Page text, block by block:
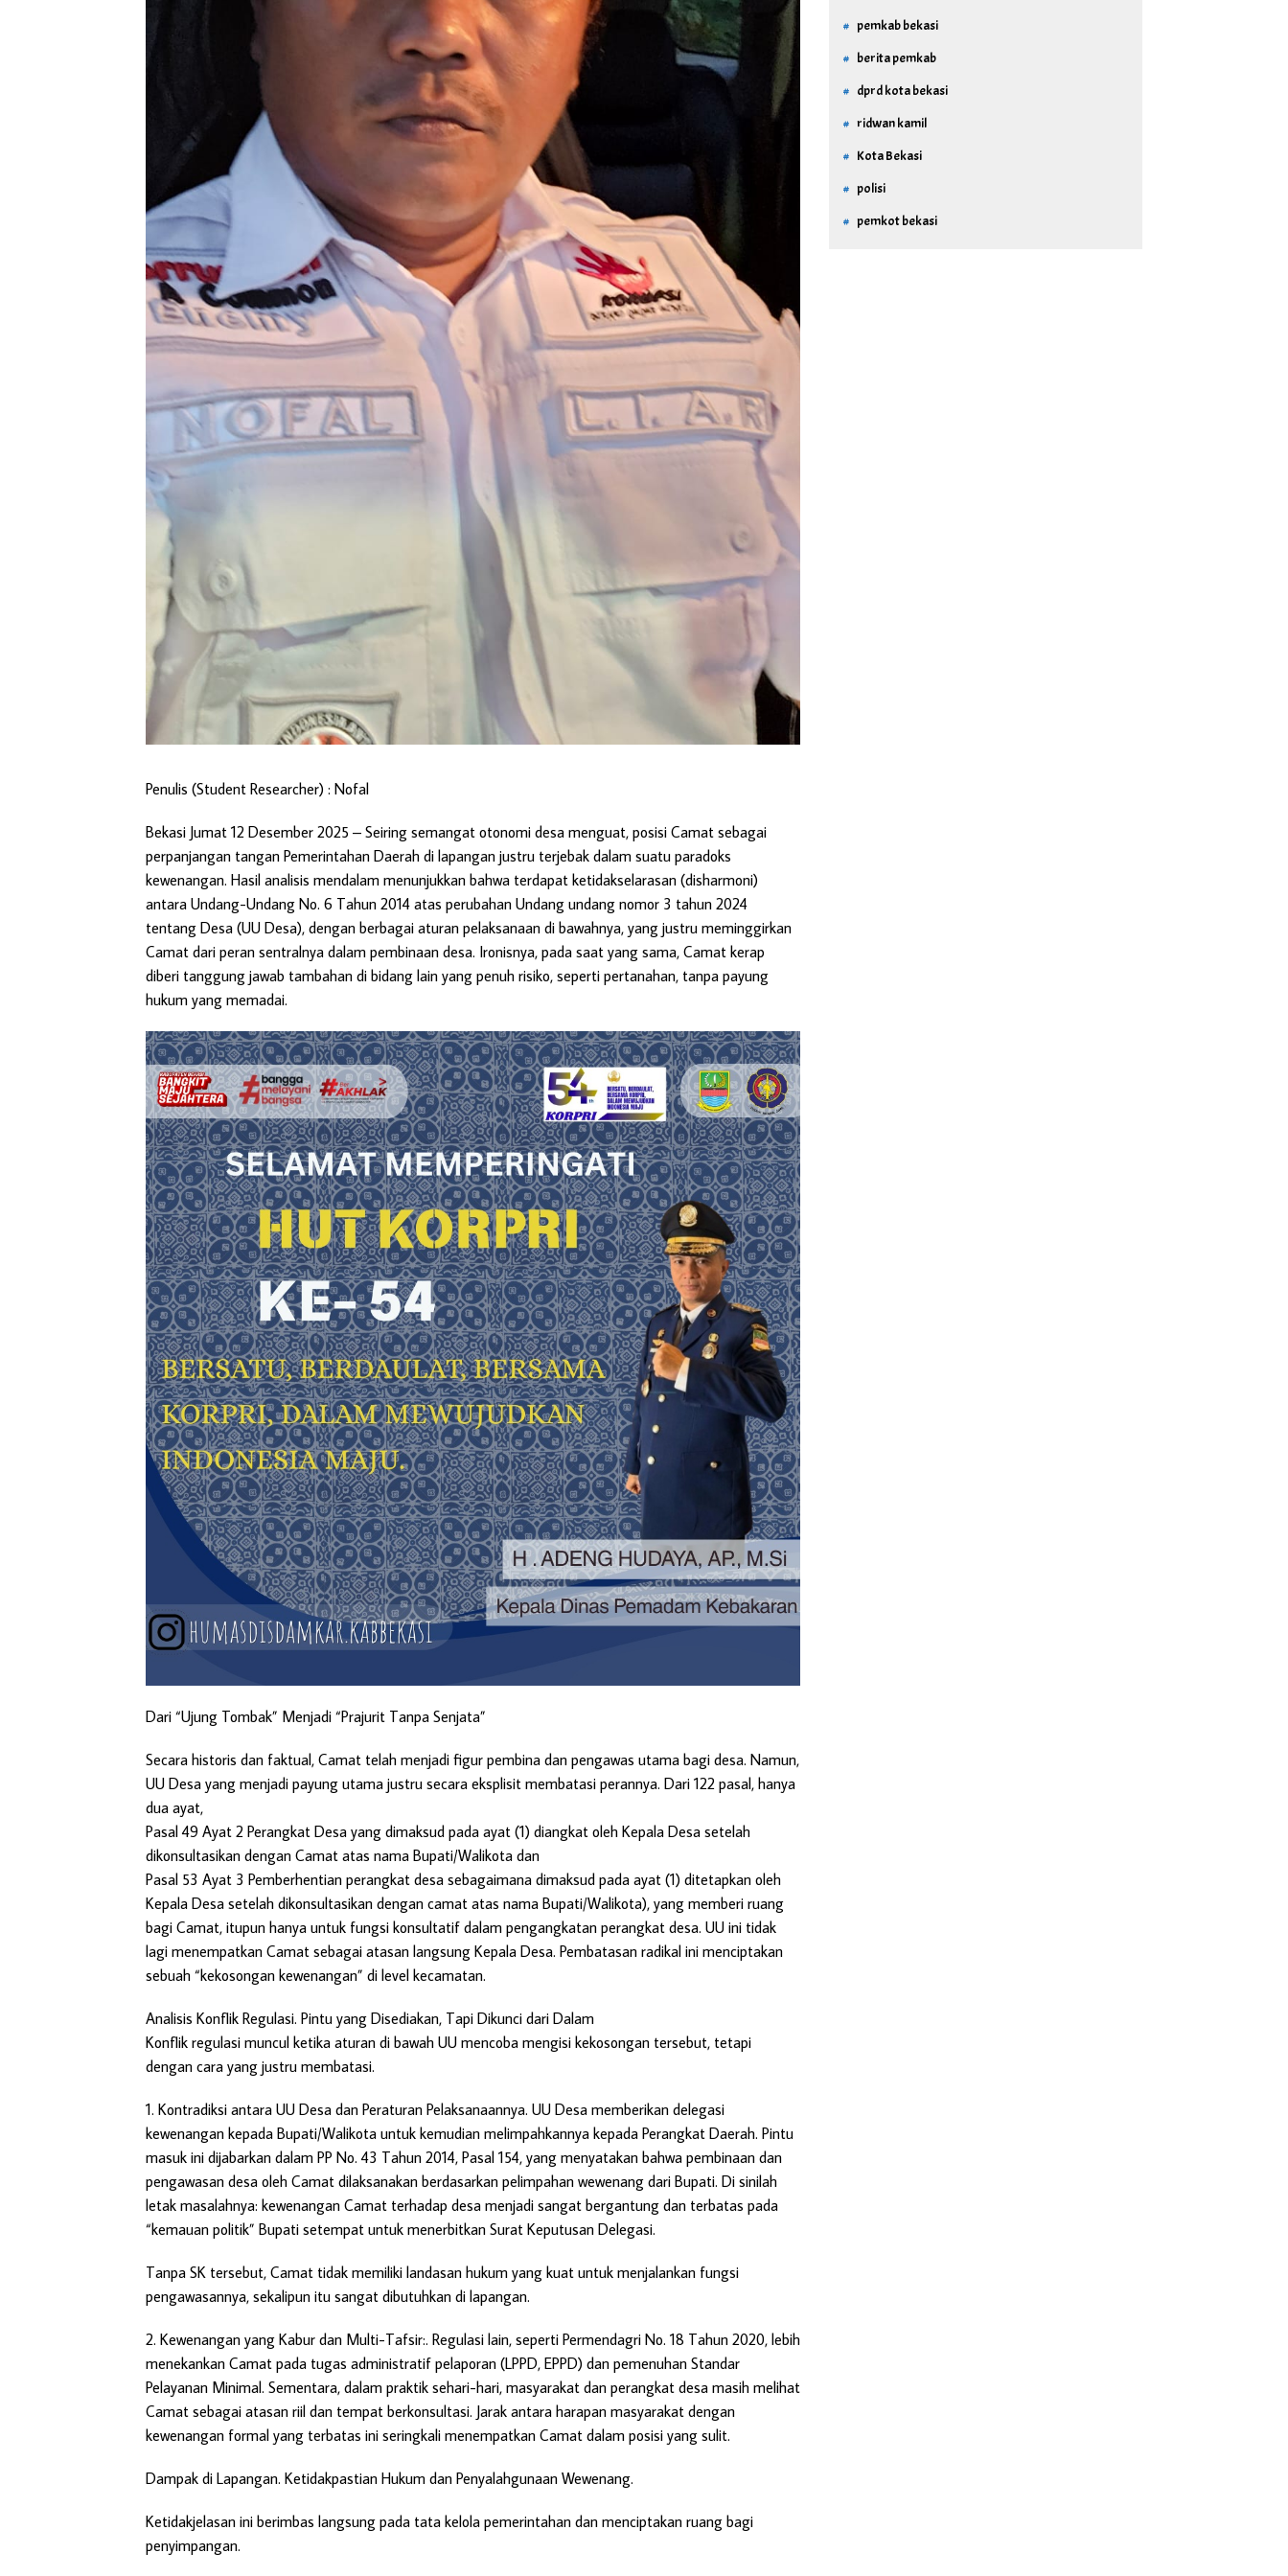
Penulis (Student Researcher) : Nofal
Bekasi Jumat 12 Desember 2025 – Seiring semangat otonomi desa menguat, posisi Camat sebagai
perpanjangan tangan Pemerintahan Daerah di lapangan justru terjebak dalam suatu paradoks
kewenangan. Hasil analisis mendalam menunjukkan bahwa terdapat ketidakselarasan (disharmoni)
antara Undang-Undang No. 6 Tahun 2014 atas perubahan Undang undang nomor 3 tahun 2024
tentang Desa (UU Desa), dengan berbagai aturan pelaksanaan di bawahnya, yang justru meminggirkan
Camat dari peran sentralnya dalam pembinaan desa. Ironisnya, pada saat yang sama, Camat kerap
diberi tanggung jawab tambahan di bidang lain yang penuh risiko, seperti pertanahan, tanpa payung
hukum yang memadai.
Dari “Ujung Tombak” Menjadi “Prajurit Tanpa Senjata”
Secara historis dan faktual, Camat telah menjadi figur pembina dan pengawas utama bagi desa. Namun,
UU Desa yang menjadi payung utama justru secara eksplisit membatasi perannya. Dari 122 pasal, hanya
dua ayat,
Pasal 49 Ayat 2 Perangkat Desa yang dimaksud pada ayat (1) diangkat oleh Kepala Desa setelah
dikonsultasikan dengan Camat atas nama Bupati/Walikota dan
Pasal 53 Ayat 3 Pemberhentian perangkat desa sebagaimana dimaksud pada ayat (1) ditetapkan oleh
Kepala Desa setelah dikonsultasikan dengan camat atas nama Bupati/Walikota), yang memberi ruang
bagi Camat, itupun hanya untuk fungsi konsultatif dalam pengangkatan perangkat desa. UU ini tidak
lagi menempatkan Camat sebagai atasan langsung Kepala Desa. Pembatasan radikal ini menciptakan
sebuah “kekosongan kewenangan” di level kecamatan.
Analisis Konflik Regulasi. Pintu yang Disediakan, Tapi Dikunci dari Dalam
Konflik regulasi muncul ketika aturan di bawah UU mencoba mengisi kekosongan tersebut, tetapi
dengan cara yang justru membatasi.
1. Kontradiksi antara UU Desa dan Peraturan Pelaksanaannya. UU Desa memberikan delegasi
kewenangan kepada Bupati/Walikota untuk kemudian melimpahkannya kepada Perangkat Daerah. Pintu
masuk ini dijabarkan dalam PP No. 43 Tahun 2014, Pasal 154, yang menyatakan bahwa pembinaan dan
pengawasan desa oleh Camat dilaksanakan berdasarkan pelimpahan wewenang dari Bupati. Di sinilah
letak masalahnya: kewenangan Camat terhadap desa menjadi sangat bergantung dan terbatas pada
“kemauan politik” Bupati setempat untuk menerbitkan Surat Keputusan Delegasi.
Tanpa SK tersebut, Camat tidak memiliki landasan hukum yang kuat untuk menjalankan fungsi
pengawasannya, sekalipun itu sangat dibutuhkan di lapangan.
2. Kewenangan yang Kabur dan Multi-Tafsir:. Regulasi lain, seperti Permendagri No. 18 Tahun 2020, lebih
menekankan Camat pada tugas administratif pelaporan (LPPD, EPPD) dan pemenuhan Standar
Pelayanan Minimal. Sementara, dalam praktik sehari-hari, masyarakat dan perangkat desa masih melihat
Camat sebagai atasan riil dan tempat berkonsultasi. Jarak antara harapan masyarakat dengan
kewenangan formal yang terbatas ini seringkali menempatkan Camat dalam posisi yang sulit.
Dampak di Lapangan. Ketidakpastian Hukum dan Penyalahgunaan Wewenang.
Ketidakjelasan ini berimbas langsung pada tata kelola pemerintahan dan menciptakan ruang bagi
penyimpangan.
pemkab bekasi
berita pemkab
dprd kota bekasi
ridwan kamil
Kota Bekasi
polisi
pemkot bekasi